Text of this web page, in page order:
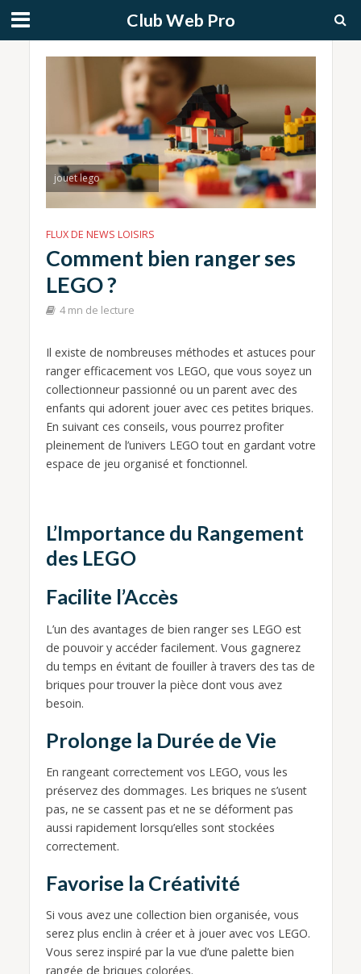
Club Web Pro
jouet lego
FLUX DE NEWS LOISIRS
Comment bien ranger ses
LEGO ?
4 mn de lecture
Il existe de nombreuses méthodes et astuces pour
ranger efficacement vos LEGO, que vous soyez un
collectionneur passionné ou un parent avec des
enfants qui adorent jouer avec ces petites briques.
En suivant ces conseils, vous pourrez profiter
pleinement de l’univers LEGO tout en gardant votre
espace de jeu organisé et fonctionnel.
L’Importance du Rangement
des LEGO
Facilite l’Accès
L’un des avantages de bien ranger ses LEGO est
de pouvoir y accéder facilement. Vous gagnerez
du temps en évitant de fouiller à travers des tas de
briques pour trouver la pièce dont vous avez
besoin.
Prolonge la Durée de Vie
En rangeant correctement vos LEGO, vous les
préservez des dommages. Les briques ne s’usent
pas, ne se cassent pas et ne se déforment pas
aussi rapidement lorsqu’elles sont stockées
correctement.
Favorise la Créativité
Si vous avez une collection bien organisée, vous
serez plus enclin à créer et à jouer avec vos LEGO.
Vous serez inspiré par la vue d’une palette bien
rangée de briques colorées.